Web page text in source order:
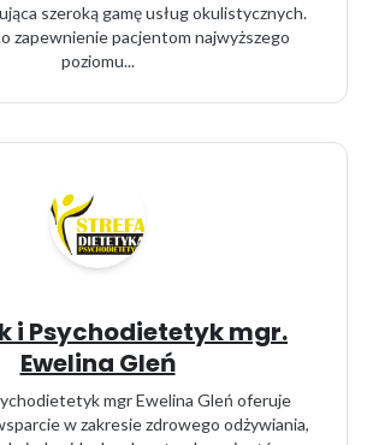
szeroką gamę usług okulistycznych.
zapewnienie pacjentom najwyższego
poziomu...
i Psychodietetyk mgr.
Ewelina Gleń
mgr Ewelina Gleń oferuje
w zakresie zdrowego odżywiania,